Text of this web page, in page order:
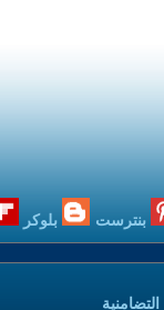
بنترست بلوكر